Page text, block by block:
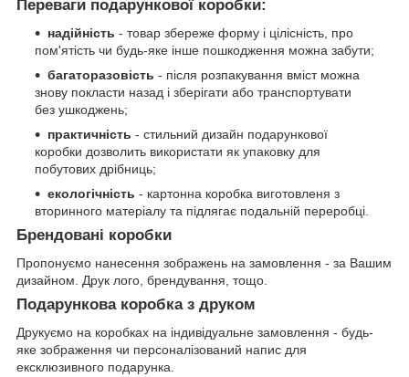
Переваги подарункової коробки:
надійність - товар збереже форму і цілісність, про
пом'ятість чи будь-яке інше пошкодження можна забути;
багаторазовість - після розпакування вміст можна
знову покласти назад і зберігати або транспортувати
без ушкоджень;
практичність - стильний дизайн подарункової
коробки дозволить використати як упаковку для
побутових дрібниць;
екологічність - картонна коробка виготовленя з
вторинного матеріалу та підлягає подальній переробці.
Брендовані коробки
Пропонуємо нанесення зображень на замовлення - за Вашим
дизайном. Друк лого, брендування, тощо.
Подарункова коробка з друком
Друкуємо на коробках на індивідуальне замовлення - будь-
яке зображення чи персоналізований напис для
ексклюзивного подарунка.